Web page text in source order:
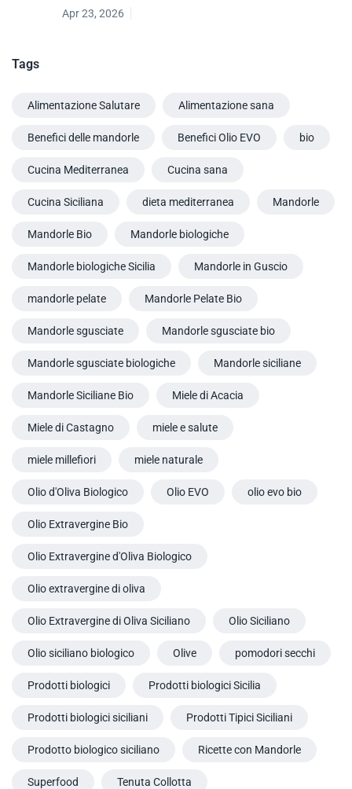
Apr 23, 2026
Tags
Alimentazione Salutare Alimentazione sana
Benefici delle mandorle Benefici Olio EVO bio
Cucina Mediterranea Cucina sana
Cucina Siciliana dieta mediterranea Mandorle
Mandorle Bio Mandorle biologiche
Mandorle biologiche Sicilia Mandorle in Guscio
mandorle pelate Mandorle Pelate Bio
Mandorle sgusciate Mandorle sgusciate bio
Mandorle sgusciate biologiche Mandorle siciliane
Mandorle Siciliane Bio Miele di Acacia
Miele di Castagno miele e salute
miele millefiori miele naturale
Olio d'Oliva Biologico Olio EVO olio evo bio
Olio Extravergine Bio
Olio Extravergine d'Oliva Biologico
Olio extravergine di oliva
Olio Extravergine di Oliva Siciliano Olio Siciliano
Olio siciliano biologico Olive pomodori secchi
Prodotti biologici Prodotti biologici Sicilia
Prodotti biologici siciliani Prodotti Tipici Siciliani
Prodotto biologico siciliano Ricette con Mandorle
Superfood Tenuta Collotta